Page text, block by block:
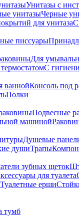
Унитазы с
унитазыЧерные
для унитаза
писсуары
Для
С
ваннойКонсоль под
Полки
Подвесные
машиной
Душевые
душиТрапы
зубных щеток
для туалета
Туалетные ерши
тумб